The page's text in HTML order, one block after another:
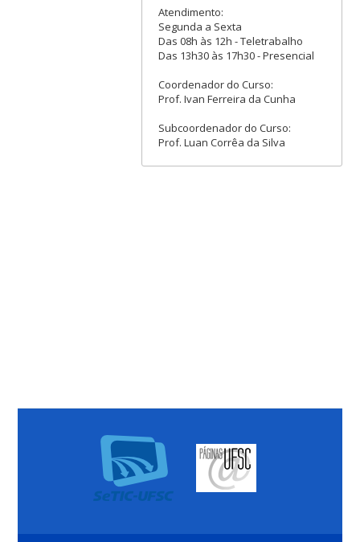
Atendimento:
Segunda a Sexta
Das 08h às 12h - Teletrabalho
Das 13h30 às 17h30 - Presencial
Coordenador do Curso:
Prof. Ivan Ferreira da Cunha
Subcoordenador do Curso:
Prof. Luan Corrêa da Silva